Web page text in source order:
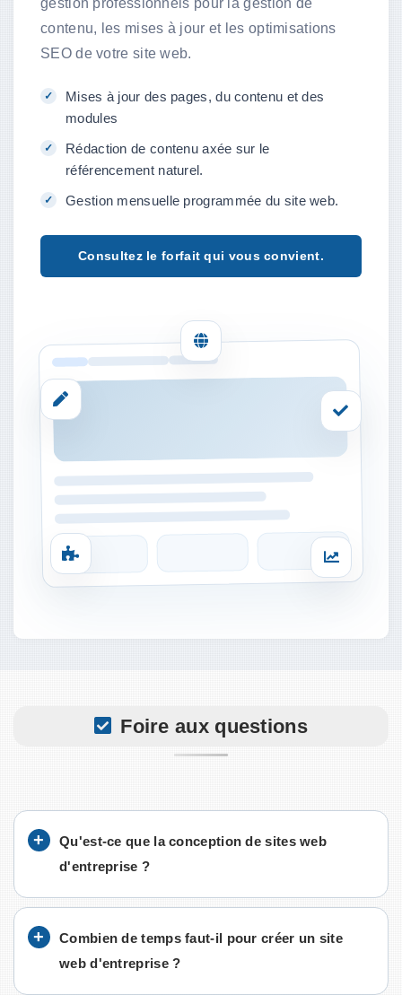
contenu, les mises à jour et les optimisations
SEO de votre site web.
Mises à jour des pages, du contenu et des
modules
Rédaction de contenu axée sur le
référencement naturel.
Gestion mensuelle programmée du site web.
Consultez le forfait qui vous convient.
Foire aux questions
Qu'est-ce que la conception de sites web
d'entreprise ?
Combien de temps faut-il pour créer un site
web d'entreprise ?